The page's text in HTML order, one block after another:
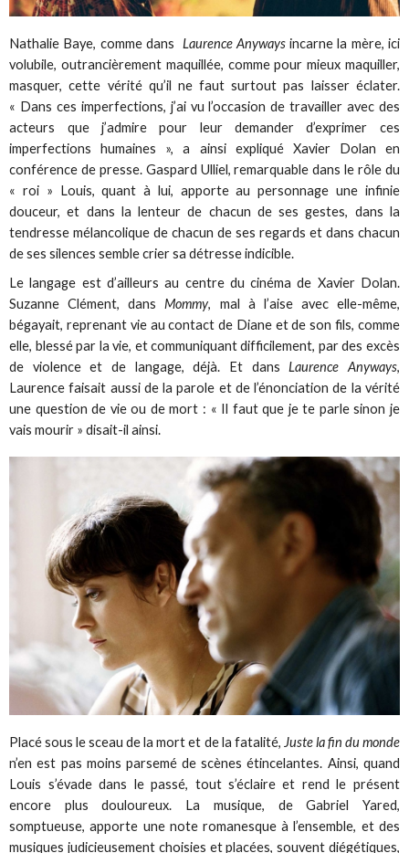
Nathalie Baye, comme dans Laurence Anywaysincarne la mère, ici
volubile, outrancièrement maquillée, comme pour mieux maquiller,
masquer, cette vérité qu’il ne faut surtout pas laisser éclater.
« Dans ces imperfections, j’ai vu l’occasion de travailler avec des
acteurs que j’admire pour leur demander d’exprimer ces
imperfections humaines », a ainsi expliqué Xavier Dolan en
conférence de presse. Gaspard Ulliel, remarquable dans le rôle du
« roi » Louis, quant à lui, apporte au personnage une infinie
douceur, et dans la lenteur de chacun de ses gestes, dans la
tendresse mélancolique de chacun de ses regards et dans chacun
de ses silences semble crier sa détresse indicible.
Le langage est d’ailleurs au centre du cinéma de Xavier Dolan.
Suzanne Clément, dansMommy, mal à l’aise avec elle-même,
bégayait, reprenant vie au contact de Diane et de son fils, comme
elle, blessé par la vie, et communiquant difficilement, par des excès
de violence et de langage, déjà. Et dansLaurence Anyways,
Laurence faisait aussi de la parole et de l’énonciation de la vérité
une question de vie ou de mort : « Il faut que je te parle sinon je
vais mourir » disait-il ainsi.
Placé sous le sceau de la mort et de la fatalité, Juste la fin du monde
n’en est pas moins parsemé de scènes étincelantes. Ainsi, quand
Louis s’évade dans le passé, tout s’éclaire et rend le présent
encore plus douloureux. La musique, de Gabriel Yared,
somptueuse, apporte une note romanesque à l’ensemble, et des
musiques judicieusement choisies et placées, souvent diégétiques,